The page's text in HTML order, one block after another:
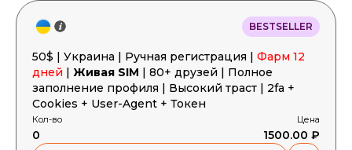
BESTSELLER
50$ | Украина | Ручная регистрация | Фарм 12
дней | Живая SIM | 80+ друзей | Полное
заполнение профиля | Высокий траст | 2fa +
Cookies + User-Agent + Токен
Кол-во
0
Цена
1500.00 ₽